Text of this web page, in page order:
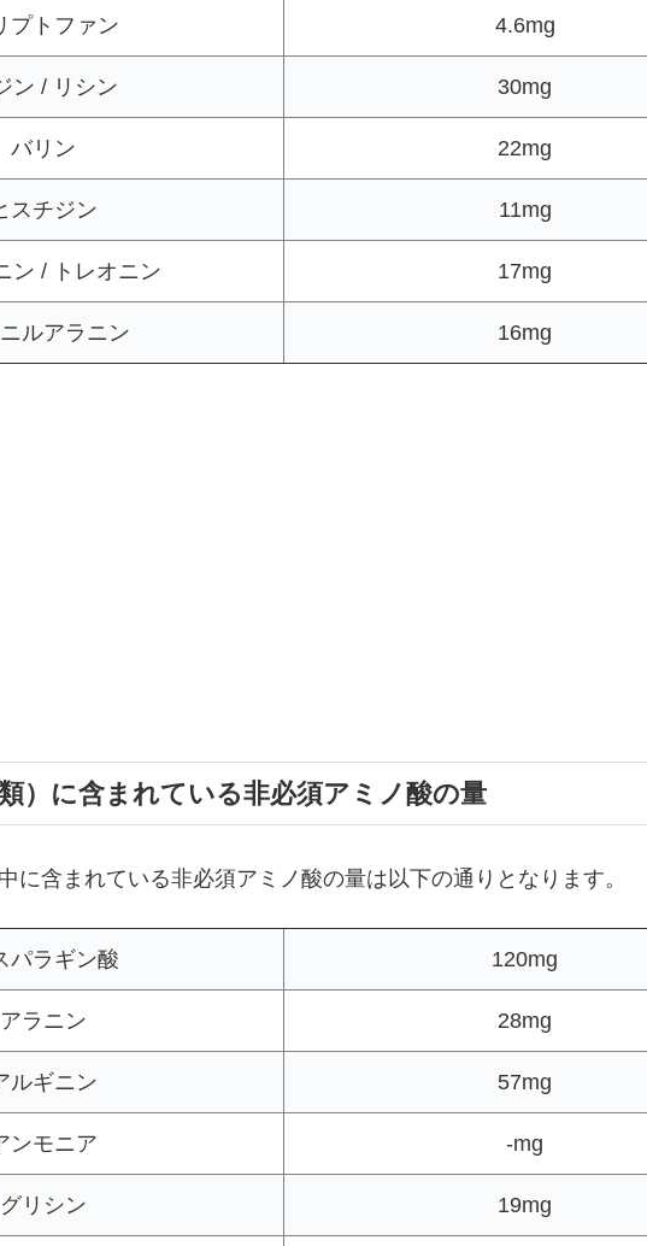
プトファン 4.6mg
ン / リシン 30mg
バリン 22mg
スチジン 11mg
ン / トレオニン 17mg
ルアラニン 16mg
）に含まれている非必須アミノ酸の量
に含まれている非必須アミノ酸の量は以下の通りとなります。
パラギン酸 120mg
アラニン 28mg
ルギニン 57mg
ンモニア -mg
グリシン 19mg